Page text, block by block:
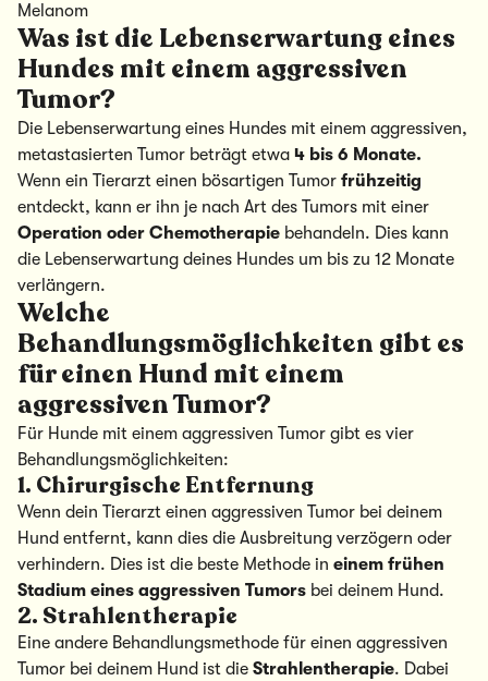
Melanom
Was ist die Lebenserwartung eines
Hundes mit einem aggressiven
Tumor?
Die Lebenserwartung eines Hundes mit einem aggressiven,
metastasierten Tumor beträgt etwa 4 bis 6 Monate.
Wenn ein Tierarzt einen bösartigen Tumor frühzeitig
entdeckt, kann er ihn je nach Art des Tumors mit einer
Operation oder Chemotherapie behandeln. Dies kann
die Lebenserwartung deines Hundes um bis zu 12 Monate
verlängern.
Welche
Behandlungsmöglichkeiten gibt es
für einen Hund mit einem
aggressiven Tumor?
Für Hunde mit einem aggressiven Tumor gibt es vier
Behandlungsmöglichkeiten:
1. Chirurgische Entfernung
Wenn dein Tierarzt einen aggressiven Tumor bei deinem
Hund entfernt, kann dies die Ausbreitung verzögern oder
verhindern. Dies ist die beste Methode in einem frühen
Stadium eines aggressiven Tumors bei deinem Hund.
2. Strahlentherapie
Eine andere Behandlungsmethode für einen aggressiven
Tumor bei deinem Hund ist die Strahlentherapie. Dabei